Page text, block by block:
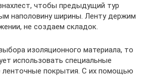
чтобы предыдущий тур
наполовину ширины. Ленту держим
не создаем складок.
изоляционного материала, то
использовать специальные
ленточные покрытия. С их помощью